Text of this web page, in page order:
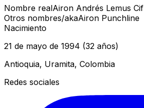
Nombre realAiron Andrés Lemus
Otros nombres/akaAiron Punchline
Nacimiento
21 de mayo de 1994 (32 años)
Antioquia, Uramita, Colombia
Redes sociales